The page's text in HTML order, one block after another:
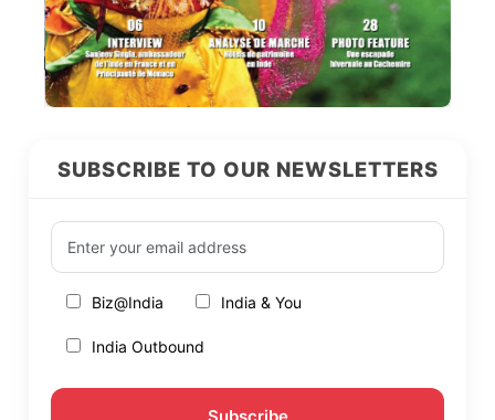
SUBSCRIBE TO OUR NEWSLETTERS
Biz@India India & You
India Outbound